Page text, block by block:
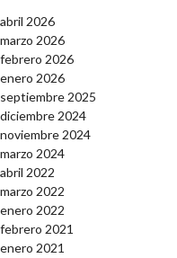
abril 2026
marzo 2026
febrero 2026
enero 2026
septiembre 2025
diciembre 2024
noviembre 2024
marzo 2024
abril 2022
marzo 2022
enero 2022
febrero 2021
enero 2021